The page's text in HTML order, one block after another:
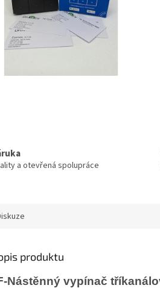
a otevřená spolupráce
produktu
Nástěnný vypínač